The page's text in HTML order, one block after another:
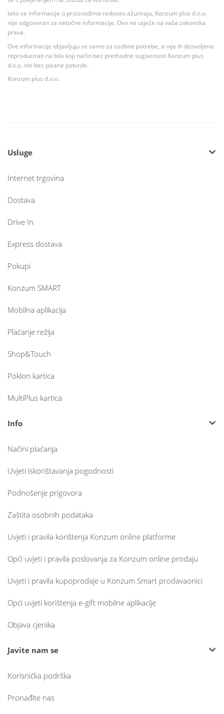
Iako se informacije o proizvodima redovito ažuriraju, Konzum plus d.o.o.
nije odgovoran za netočne informacije. Ovo ne utječe na vaša zakonska
prava.
Ove informacije objavljuju se samo za osobne potrebe, a nije ih dozvoljeno
reproducirati na bilo koji način bez prethodne suglasnosti Konzum plus
d.o.o. niti bez pisane potvrde.
Konzum plus d.o.o.
Usluge
Internet trgovina
Dostava
Drive In
Express dostava
Pokupi
Konzum SMART
Mobilna aplikacija
Plaćanje režija
Shop&Touch
Poklon kartica
MultiPlus kartica
Info
Načini plaćanja
Uvjeti iskorištavanja pogodnosti
Podnošenje prigovora
Zaštita osobnih podataka
Uvjeti i pravila korištenja Konzum online platforme
Opći uvjeti i pravila poslovanja za Konzum online prodaju
Uvjeti i pravila kupoprodaje u Konzum Smart prodavaonici
Opći uvjeti korištenja e-gift mobilne aplikacije
Objava cjenika
Javite nam se
Korisnička podrška
Pronađite nas